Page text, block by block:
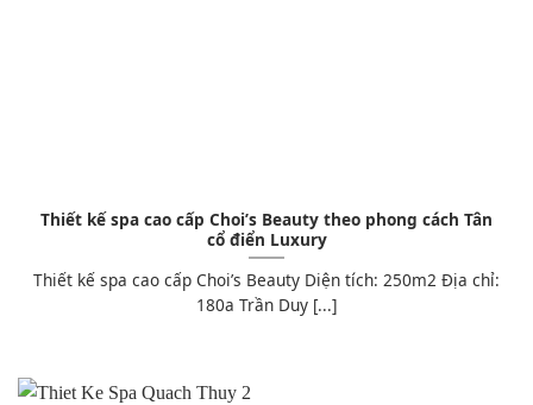
Thiết kế spa cao cấp Choi’s Beauty theo phong cách Tân
cổ điển Luxury
Thiết kế spa cao cấp Choi’s Beauty Diện tích: 250m2 Địa chỉ:
180a Trần Duy [...]